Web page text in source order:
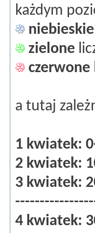
każdym
niebieskie
zielone
czerwone
a tutaj
1 kwiatek:
2 kwiatek:
3 kwiatek:
4 kwiatek: